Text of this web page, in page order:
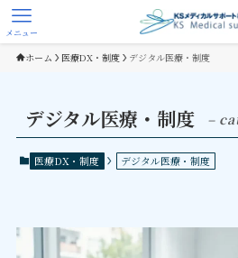
メニュー
ホーム 医療DX・制度 デジタル医療・制度
デジタル医療・制度 –
医療DX・制度 デジタル医療・制度